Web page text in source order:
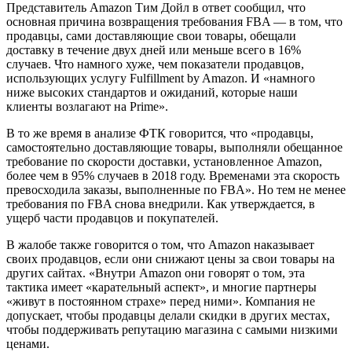
Представитель Amazon Тим Дойл в ответ сообщил, что
основная причина возвращения требования FBA — в том, что
продавцы, сами доставляющие свои товары, обещали
доставку в течение двух дней или меньше всего в 16%
случаев. Что намного хуже, чем показатели продавцов,
использующих услугу Fulfillment by Amazon. И «намного
ниже высоких стандартов и ожиданий, которые наши
клиенты возлагают на Prime».
В то же время в анализе ФТК говорится, что «продавцы,
самостоятельно доставляющие товары, выполняли обещанное
требование по скорости доставки, установленное Amazon,
более чем в 95% случаев в 2018 году. Временами эта скорость
превосходила заказы, выполненные по FBA». Но тем не менее
требования по FBA снова внедрили. Как утверждается, в
ущерб части продавцов и покупателей.
В жалобе также говорится о том, что Amazon наказывает
своих продавцов, если они снижают цены за свои товары на
других сайтах. «Внутри Amazon они говорят о том, эта
тактика имеет «карательный аспект», и многие партнеры
«живут в постоянном страхе» перед ними». Компания не
допускает, чтобы продавцы делали скидки в других местах,
чтобы поддерживать репутацию магазина с самыми низкими
ценами.